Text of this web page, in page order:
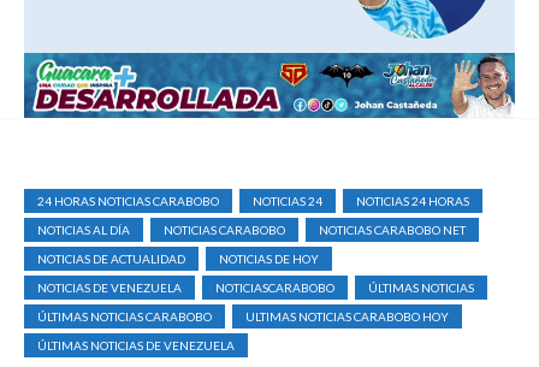
24 HORAS NOTICIAS CARABOBO NOTICIAS 24
NOTICIAS 24 HORAS
NOTICIAS AL DÍA
NOTICIAS CARABOBO
NOTICIAS CARABOBO NET
NOTICIAS DE ACTUALIDAD
NOTICIAS DE HOY
NOTICIAS DE VENEZUELA
NOTICIASCARABOBO
ÚLTIMAS NOTICIAS
ÚLTIMAS NOTICIAS CARABOBO
ULTIMAS NOTICIAS CARABOBO HOY
ÚLTIMAS NOTICIAS DE VENEZUELA